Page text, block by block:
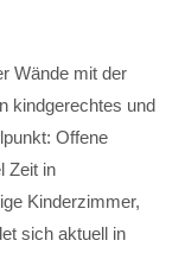
Wände mit der
kindgerechtes und
Offene
Zeit in
Kinderzimmer,
sich aktuell in